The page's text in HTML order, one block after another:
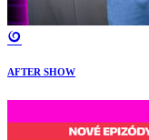
AFTER SHOW